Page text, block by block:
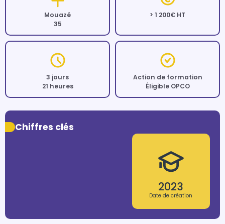
Mouazé
35
> 1 200€ HT
3 jours
21 heures
Action de formation
Éligible OPCO
Chiffres clés
2023
Date de création